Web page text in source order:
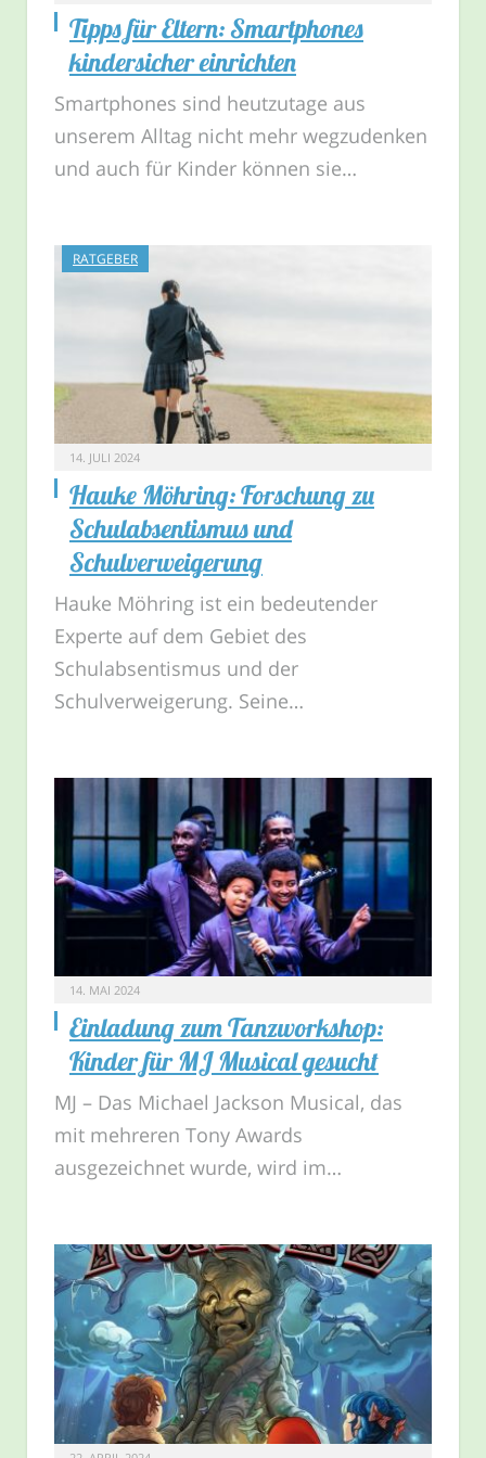
Tipps für Eltern: Smartphones
kindersicher einrichten
Smartphones sind heutzutage aus
unserem Alltag nicht mehr wegzudenken
und auch für Kinder können sie…
RATGEBER
14. JULI 2024
Hauke Möhring: Forschung zu
Schulabsentismus und
Schulverweigerung
Hauke Möhring ist ein bedeutender
Experte auf dem Gebiet des
Schulabsentismus und der
Schulverweigerung. Seine…
14. MAI 2024
Einladung zum Tanzworkshop:
Kinder für MJ Musical gesucht
MJ – Das Michael Jackson Musical, das
mit mehreren Tony Awards
ausgezeichnet wurde, wird im…